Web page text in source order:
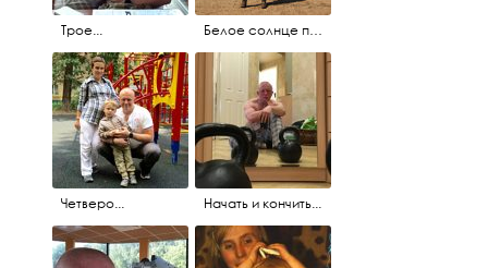
Трое... Белое солнце пустыни...
Четверо... Начать и кончить...